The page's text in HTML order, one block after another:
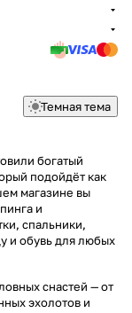
Темная тема
богатый
подойдёт как
магазине вы
и
спальники,
и обувь для любых
снастей — от
эхолотов и